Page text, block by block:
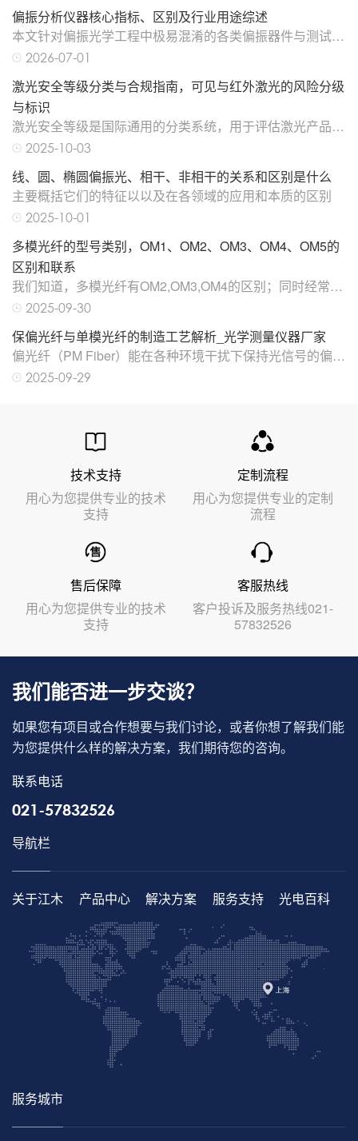
探讨保偏器件测试、光通信验证、硅光芯片、量子通信等六
大应用场景，为研发与产线工程师提供选型参考。
偏振分析仪器核心指标、区别及行业用途综述
本文针对偏振光学工程中极易混淆的各类偏振器件与测试设
备，系统梳理起偏器、检偏器基础光学元件的工作原理与功
扰偏仪、偏振分析仪、偏振相关损耗测试仪等主流设备的核
心测试指标、运算原理、功能边界。
2026-07-01
激光安全等级分类与合规指南，可见与红外激光的风险分级
与标识
激光安全等级是国际通用的分类系统，用于评估激光产品对
人眼和皮肤的潜在危害程度。激光安全等级是国际通用的分
2025-10-03
线、圆、椭圆偏振光、相干、非相干的关系和区别是什么
主要概括它们的特征以以及在各领域的应用和本质的区别
2025-10-01
多模光纤的型号类别，OM1、OM2、OM3、OM4、OM5的
区别和联系
我们知道，多模光纤有OM2,OM3,OM4的区别；同时经常看
到多模光纤有橙色，蓝色，紫色的外观，那么了解多模光纤
数据中心设计等都很有帮助。
2025-09-30
保偏光纤与单模光纤的制造工艺解析_光学测量仪器厂家
偏光纤（PM Fiber）能在各种环境干扰下保持光信号的偏振
态稳定，这对许多高精度光学系统至关重要。下面我们一起
2025-09-29
技术支持
用心为您提供专业的技术
支持
定制流程
用心为您提供专业的定制
流程
售后保障
用心为您提供专业的技术
支持
客服热线
客户投诉及服务热线021-
57832526
我们能否进一步交谈？
如果您有项目或合作想要与我们讨论，或者你想了解我们能
为您提供什么样的解决方案，我们期待您的咨询。
联系电话
021-57832526
导航栏
关于江木 产品中心 解决方案 服务支持 光电百科
服务城市